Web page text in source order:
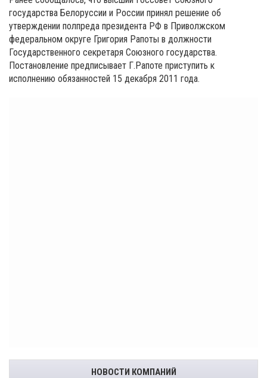
государства Белоруссии и России принял решение об
утверждении полпреда президента РФ в Приволжском
федеральном округе Григория Рапоты в должности
Государственного секретаря Союзного государства.
Постановление предписывает Г.Рапоте приступить к
исполнению обязанностей 15 декабря 2011 года.
НОВОСТИ КОМПАНИЙ